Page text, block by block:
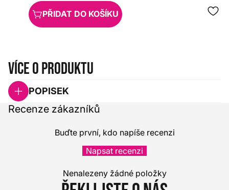
PŘIDAT DO KOŠÍKU
Více o produktu
POPISEK
Recenze zákazníků
Buďte první, kdo napíše recenzi
Napsat recenzi
Nenalezeny žádné položky